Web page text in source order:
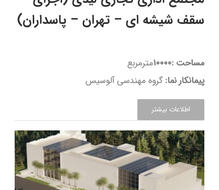
سقف شیشه ای – تهران – پاسداران)
مساحت :۱۰۰۰۰
مترمربع
پیمانکار نما: گروه مهندسی آلوسیس
اطلاعات بیشتر